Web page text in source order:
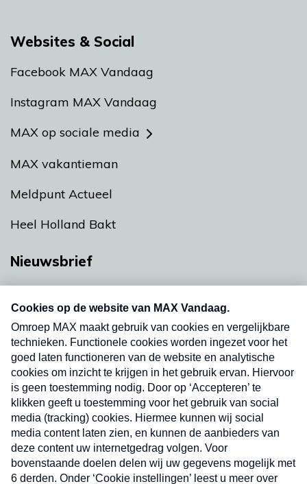
Websites & Social
Facebook MAX Vandaag
Instagram MAX Vandaag
MAX op sociale media
MAX vakantieman
Meldpunt Actueel
Heel Holland Bakt
Nieuwsbrief
nieuwsbrief. Elke vrijdag- en dinsdagochtend in
uw mailbox.
Verzend